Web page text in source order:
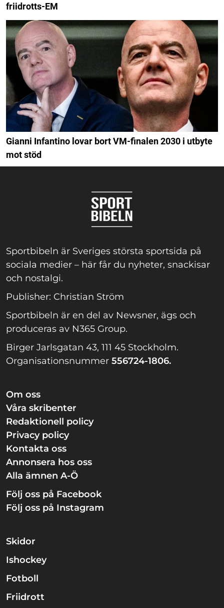
friidrotts-EM
Gianni Infantino lovar bort VM-finalen 2030 i utbyte
mot stöd
Sportbibeln är Sveriges största sportsida på
sociala medier – här får du nyheter, snackisar
och nostalgi.
Publisher: Christian Ström
Sportbibeln är en del av Newsner, ägs och
produceras av N365 Group.
Birger Jarlsgatan 43, 111 45 Stockholm.
Organisationsnummer 556724-1806.
Om oss
Våra skribenter
Redaktionell policy
Privacy policy
Kontakta oss
Annonsera hos oss
Alla ämnen A-Ö
Följ oss på Facebook
Följ oss på Instagram
Skidor
Ishockey
Fotboll
Friidrott